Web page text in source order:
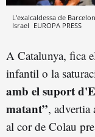
L'exalcaldessa de
Israel EUROPA PRESS
A Catalunya, fica
infantil o la
amb el suport
matant”, advertia
al cor de Colau